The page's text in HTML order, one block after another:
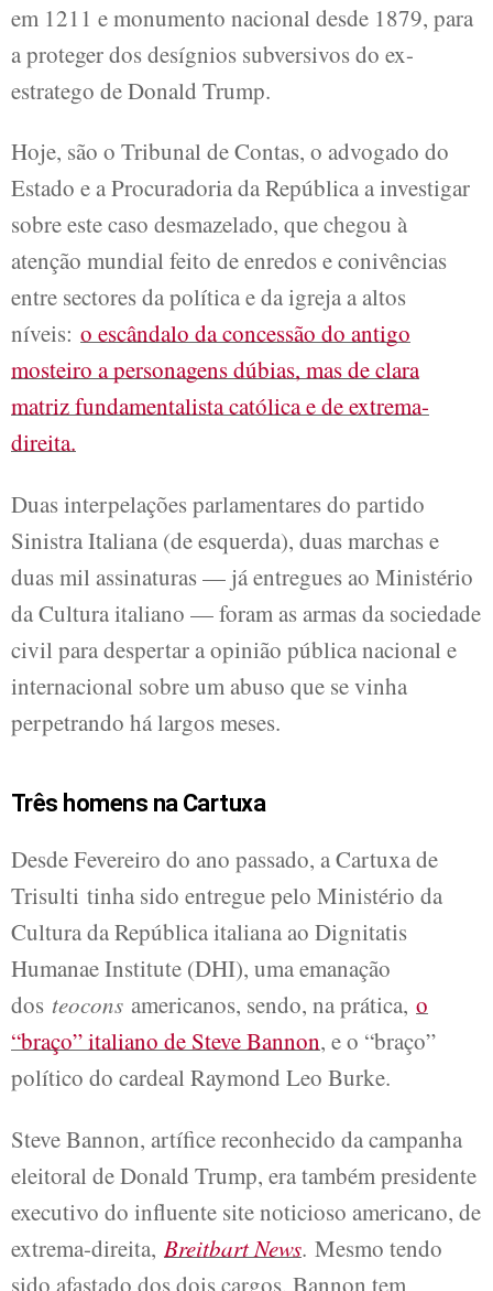
em 1211 e monumento nacional desde 1879, para
a proteger dos desígnios subversivos do ex-
estratego de Donald Trump.
Hoje, são o Tribunal de Contas, o advogado do
Estado e a Procuradoria da República a investigar
sobre este caso desmazelado, que chegou à
atenção mundial feito de enredos e conivências
entre sectores da política e da igreja a altos
níveis: o escândalo da concessão do antigo
mosteiro a personagens dúbias, mas de clara
matriz fundamentalista católica e de extrema-
direita.
Duas interpelações parlamentares do partido
Sinistra Italiana (de esquerda), duas marchas e
duas mil assinaturas — já entregues ao Ministério
da Cultura italiano — foram as armas da sociedade
civil para despertar a opinião pública nacional e
internacional sobre um abuso que se vinha
perpetrando há largos meses.
Três homens na Cartuxa
Desde Fevereiro do ano passado, a Cartuxa de
Trisulti tinha sido entregue pelo Ministério da
Cultura da República italiana ao Dignitatis
Humanae Institute (DHI), uma emanação
dos teocons americanos, sendo, na prática, o
“braço” italiano de Steve Bannon, e o “braço”
político do cardeal Raymond Leo Burke.
Steve Bannon, artífice reconhecido da campanha
eleitoral de Donald Trump, era também presidente
executivo do influente site noticioso americano, de
extrema-direita, Breitbart News. Mesmo tendo
sido afastado dos dois cargos, Bannon tem